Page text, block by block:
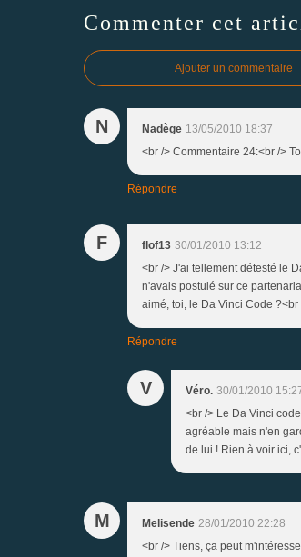
Commenter cet
Ajouter un commentaire
N Nadège 13/05/2010 18:37
<br /> Commentaire 24:<br />
Répondre
F flof13 30/01/2010 13:12
<br /> J'ai tellement détesté le
n'avais postulé sur ce
aimé, toi, le Da Vinci Code ?<br
Répondre
V Véro. 30/01/2010
<br /> Le Da Vinci
agréable mais n'en
de lui ! Rien à voir ici,
M Melisende 28/01/2010 22:28
<br /> Tiens, ça peut